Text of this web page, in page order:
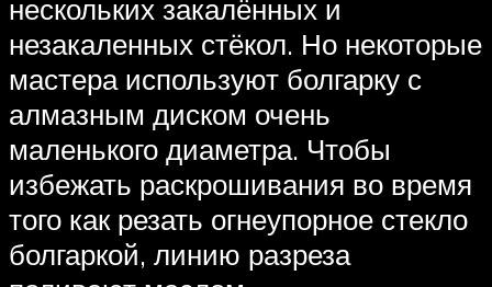
нескольких закалённых и
незакаленных стёкол. Но некоторые
мастера используют болгарку с
алмазным диском очень
маленького диаметра. Чтобы
избежать раскрошивания во время
того как резать огнеупорное стекло
болгаркой, линию разреза